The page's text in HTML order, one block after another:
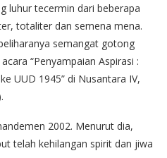
luhur tecermin dari beberapa
totaliter dan semena mena.
semangat gotong
“Penyampaian Aspirasi :
UUD 1945” di Nusantara IV,
2002. Menurut dia,
telah kehilangan spirit dan jiwa